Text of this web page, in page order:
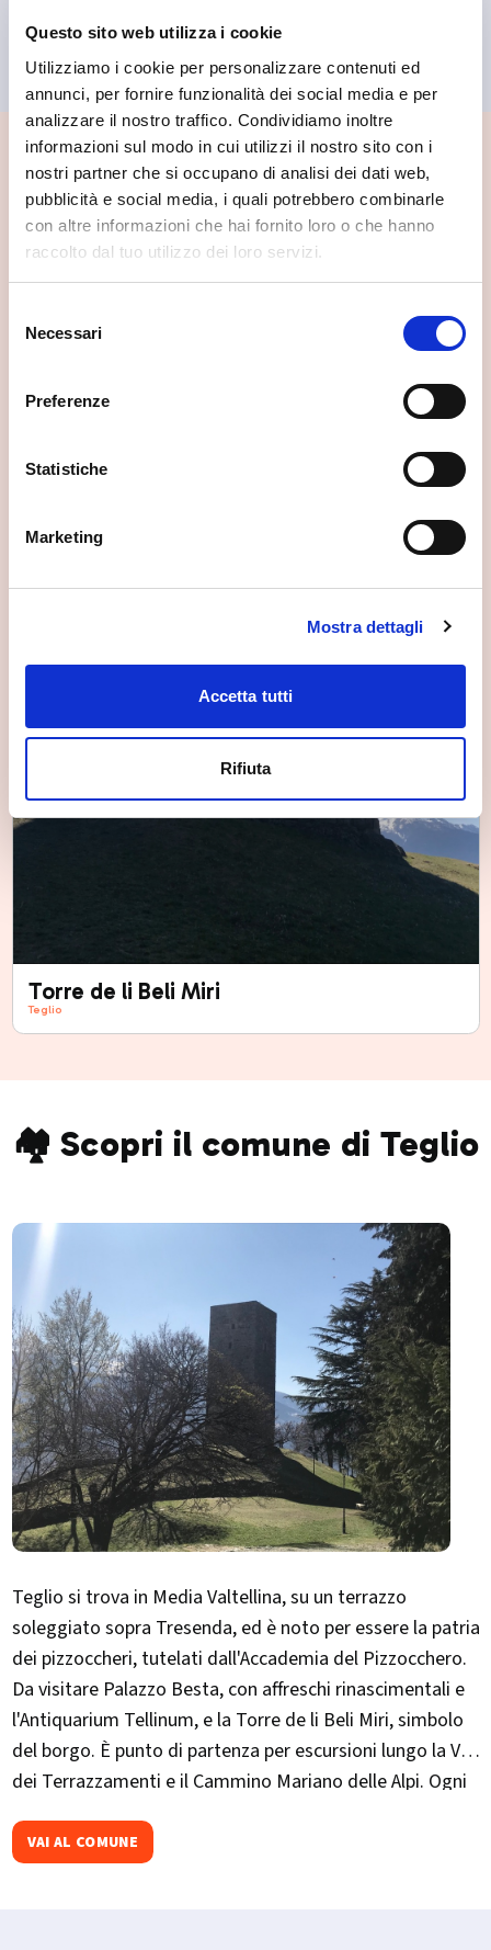
Questo sito web utilizza i cookie
Utilizziamo i cookie per personalizzare contenuti ed
annunci, per fornire funzionalità dei social media e per
analizzare il nostro traffico. Condividiamo inoltre
informazioni sul modo in cui utilizzi il nostro sito con i
nostri partner che si occupano di analisi dei dati web,
pubblicità e social media, i quali potrebbero combinarle
con altre informazioni che hai fornito loro o che hanno
raccolto dal tuo utilizzo dei loro servizi.
delNecessari
Preferenze
Statistiche
Marketing
Mostra dettagli
Accetta tutti
Rifiuta
Panificio Bresesti
📍 Cosa vedere nei dintorni
Se vuoi scoprire di più su questa zona, qui trovi altri
spunti utili.
Torre de li Beli Miri
Teglio
🏘️ Scopri il comune di Teglio
Teglio si trova in Media Valtellina, su un terrazzo
soleggiato sopra Tresenda, ed è noto per essere la patria
dei pizzoccheri, tutelati dall'Accademia del Pizzocchero.
Da visitare Palazzo Besta, con affreschi rinascimentali e
l'Antiquarium Tellinum, e la Torre de li Beli Miri, simbolo
del borgo. È punto di partenza per escursioni lungo la Via
dei Terrazzamenti e il Cammino Mariano delle Alpi. Ogni
gastronomica con piatti della tradizione locale.​
VAI AL COMUNE